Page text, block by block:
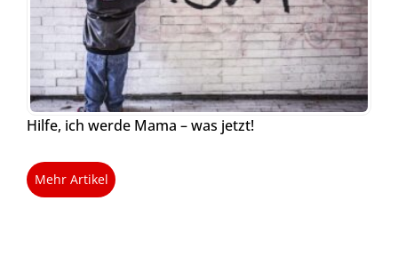
Hilfe, ich werde Mama – was jetzt!
Mehr Artikel